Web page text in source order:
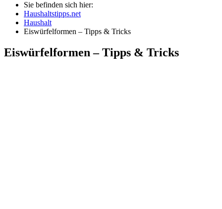
Sie befinden sich hier:
Haushaltstipps.net
Haushalt
Eiswürfelformen – Tipps & Tricks
Eiswürfelformen – Tipps & Tricks